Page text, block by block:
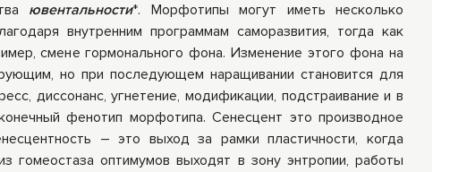
ювентальности*. Морфотипы могут иметь несколько
внутренним программам саморазвития, тогда как
смене гормонального фона. Изменение этого фона на
но при последующем наращивании становится для
диссонанс, угнетение, модификации, подстраивание и в
фенотип морфотипа. Сенесцент это производное
– это выход за рамки пластичности, когда
гомеостаза оптимумов выходят в зону энтропии, работы